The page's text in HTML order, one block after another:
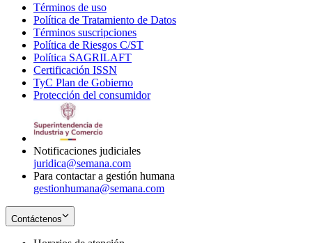
Términos de uso
in
new
window
Política de Tratamiento de Datos
Términos suscripciones
in
Política de Riesgos C/ST
Política SAGRILAFT
new
window
Certificación ISSN
in
new
TyC Plan de Gobierno
in
Protección del consumidorOpens
Notificaciones judiciales
juridica@semana.com
Para contactar a gestión humana
gestionhumana@semana.com
Contáctenos